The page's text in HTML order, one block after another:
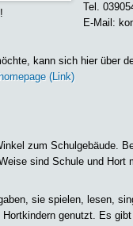
Tel.
E-Mail:
kann sich hier über
(Link)
zum Schulgebäude.
sind Schule und Hort
sie spielen, lesen,
genutzt. Es